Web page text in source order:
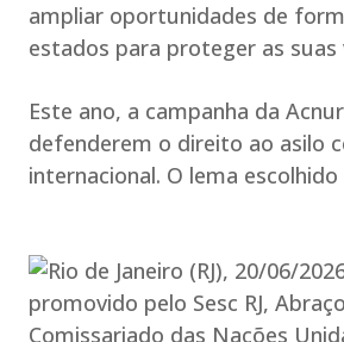
ampliar oportunidades de
estados para proteger as
Este ano, a campanha da
defenderem o direito ao asilo
internacional. O lema